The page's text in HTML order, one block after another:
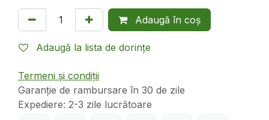
Adaugă în coș
Adaugă la lista de dorințe
Termeni și condiții
Garanție de rambursare în 30 de zile
Expediere: 2-3 zile lucrătoare